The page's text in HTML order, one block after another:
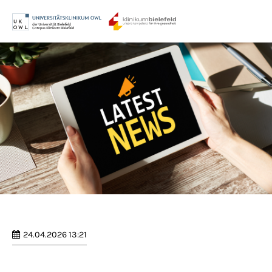
Login
Benutzername
Passwort
Anmelden
24.04.2026 13:21